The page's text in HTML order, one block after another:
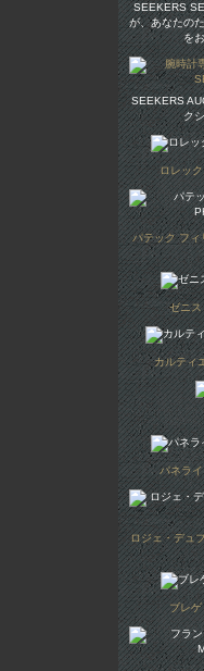
SEEKERS
が、あなたの
を
SEEKERS
ク
ロレッ
パテック フィ
ゼニス
カルティ
パネラ
ロジェ・デュ
ブレゲ